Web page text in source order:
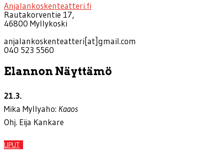
Anjalankoskenteatteri.fi
Rautakorventie 17,
46800 Myllykoski
anjalankoskenteatteri[at]gmail.com
040 523 5560
Elannon Näyttämö
21.3.
Mika Myllyaho: Kaaos
Ohj. Eija Kankare
LIPUT